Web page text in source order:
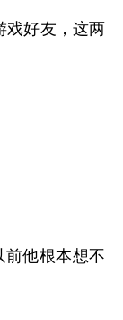
戏好友，这两
前他根本想不